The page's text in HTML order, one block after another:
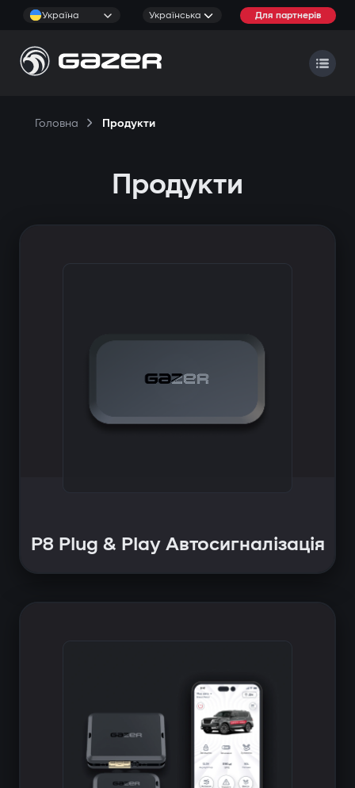
Україна Українська Для партнерів
Головна Продукти
Продукти
P8 Plug & Play Автосигналізація